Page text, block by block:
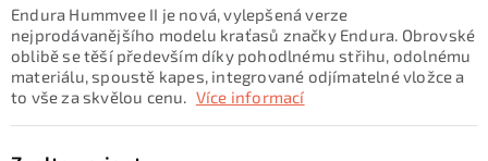
Endura Hummvee II je nová, vylepšená verze
nejprodávanějšího modelu kraťasů značky Endura. Obrovské
oblibě se těší především díky pohodlnému střihu, odolnému
materiálu, spoustě kapes, integrované odjímatelné vložce a
to vše za skvělou cenu. Více informací